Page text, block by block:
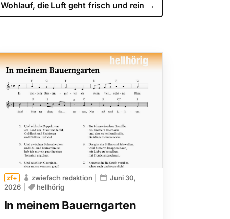
Wohlauf, die Luft geht frisch und rein →
In meinem Bauerngarten
zwiefach redaktion
Juni 30,
2026
hellhörig